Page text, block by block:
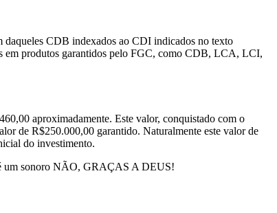
daqueles CDB indexados ao CDI indicados no texto
em produtos garantidos pelo FGC, como CDB, LCA, LCI,
aproximadamente. Este valor, conquistado com o
de R$250.000,00 garantido. Naturalmente este valor de
do investimento.
é um sonoro NÃO, GRAÇAS A DEUS!